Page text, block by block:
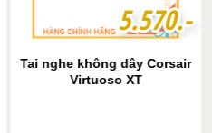
5.570.-
5.570.-
Tai nghe không dây Corsair
Virtuoso XT